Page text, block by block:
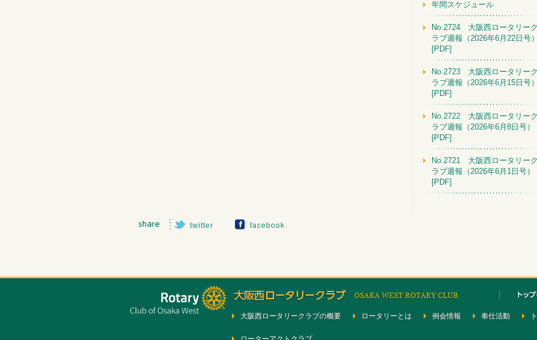
年間スケジュール
No.2724 大阪西ロータリーク
ラブ週報（2026年6月22日号）
[PDF]
No.2723 大阪西ロータリーク
ラブ週報（2026年6月15日号）
[PDF]
No.2722 大阪西ロータリーク
ラブ週報（2026年6月8日号）
[PDF]
No.2721 大阪西ロータリーク
ラブ週報（2026年6月1日号）
[PDF]
twitter facebook
大阪西ロータリークラブの概要 ロータリーとは 例会情報 奉仕活動